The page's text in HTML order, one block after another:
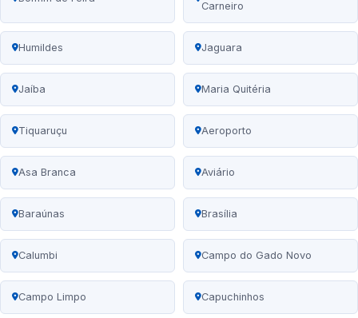
Carneiro
Humildes Jaguara
Jaíba Maria Quitéria
Tiquaruçu Aeroporto
Asa Branca Aviário
Baraúnas Brasília
Calumbi Campo do Gado Novo
Campo Limpo Capuchinhos